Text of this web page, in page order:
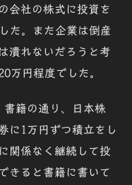
会社の株式に投資を
た。また企業は倒産
潰れないだろうと考
万円程度でした。
書籍の通り、日本株
に1万円ずつ積立をし
関係なく継続して投
きると書籍に書いて